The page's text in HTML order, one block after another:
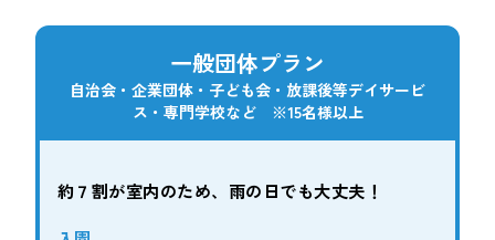
一般団体プラン
自治会・企業団体・子ども会・放課後等デイサービ
ス・専門学校など ※15名様以上
約７割が室内のため、雨の日でも大丈夫！